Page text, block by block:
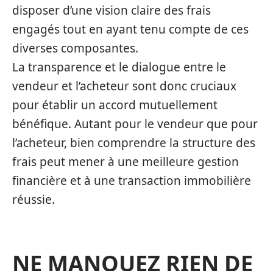
disposer d’une vision claire des frais
engagés tout en ayant tenu compte de ces
diverses composantes.
La transparence et le dialogue entre le
vendeur et l’acheteur sont donc cruciaux
pour établir un accord mutuellement
bénéfique. Autant pour le vendeur que pour
l’acheteur, bien comprendre la structure des
frais peut mener à une meilleure gestion
financière et à une transaction immobilière
réussie.
NE MANQUEZ RIEN DE